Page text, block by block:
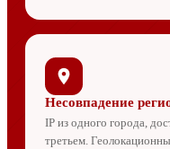
Несовпадение
IP из одного города,
третьем.